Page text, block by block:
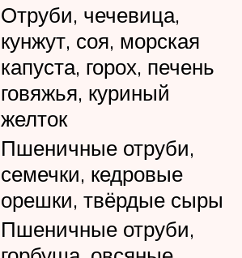
Отруби, чечевица,
кунжут, соя, морская
капуста, горох, печень
говяжья, куриный
желток
Пшеничные отруби,
семечки, кедровые
орешки, твёрдые сыры
Пшеничные отруби,